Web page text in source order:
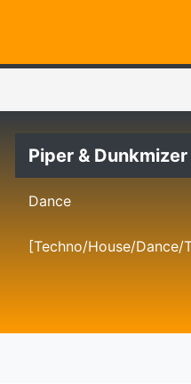
Piper & Dunkmizer
Dance
[Techno/House/Dance/